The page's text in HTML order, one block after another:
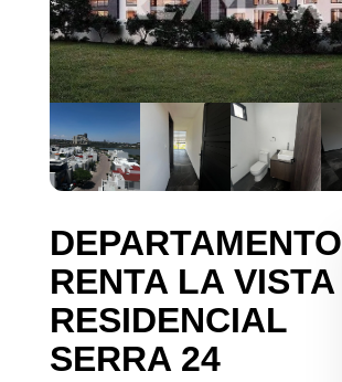
DEPARTAMENTO
RENTA LA VISTA
RESIDENCIAL
SERRA 24